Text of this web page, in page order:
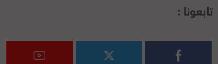
تابعونا :